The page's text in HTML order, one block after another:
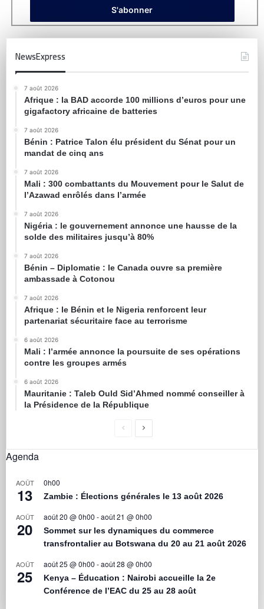
NewsExpress
7 août 2026
Afrique : la BAD accorde 100 millions d’euros pour une
gigafactory africaine de batteries
7 août 2026
Bénin : Patrice Talon élu président du Sénat pour un
mandat de cinq ans
7 août 2026
Mali : 300 combattants du Mouvement pour le Salut de
l’Azawad enrôlés dans l’armée
7 août 2026
Nigéria : le gouvernement annonce une hausse de la
solde des militaires jusqu’à 80%
7 août 2026
Bénin – Diplomatie : le Canada ouvre sa première
ambassade à Cotonou
7 août 2026
Afrique : le Bénin et le Nigeria renforcent leur
partenariat sécuritaire face au terrorisme
6 août 2026
Mali : l’armée annonce la poursuite de ses opérations
contre les groupes armés
6 août 2026
Mauritanie : Taleb Ould Sid’Ahmed nommé conseiller à
la Présidence de la République
Agenda
AOÛT
13
0h00
Zambie : Élections générales le 13 août 2026
AOÛT
20
août 20 @ 0h00 -août 21 @ 0h00
Sommet sur les dynamiques du commerce
transfrontalier au Botswana du 20 au 21 août 2026
AOÛT
25
août 25 @ 0h00 -août 28 @ 0h00
Kenya – Éducation : Nairobi accueille la 2e
Conférence de l’EAC du 25 au 28 août